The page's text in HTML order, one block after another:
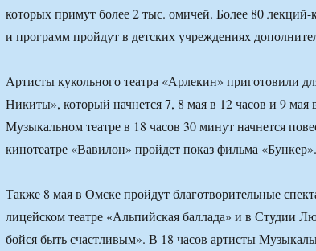
которых примут более 2 тыс. омичей. Более 80 лекций-
и программ пройдут в детских учреждениях
Артисты кукольного театра «Арлекин» приготовили
Никиты», который начнется 7, 8 мая в 12 часов и 9 мая
Музыкальном театре в 18 часов 30 минут начнется
кинотеатре «Вавилон» пройдет показ фильма «Бункер».
Также 8 мая в Омске пройдут благотворительные
лицейском театре «Альпийская баллада» и в Студии
бойся быть счастливым». В 18 часов артисты